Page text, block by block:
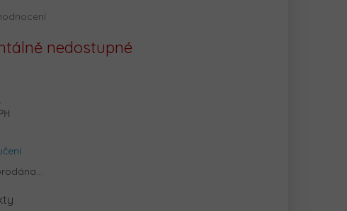
nedostupné